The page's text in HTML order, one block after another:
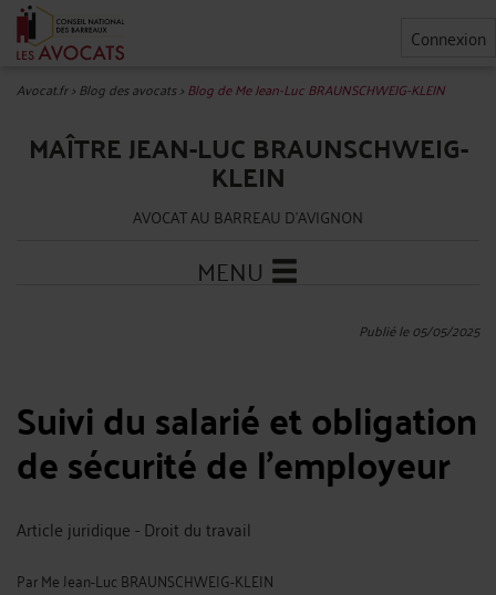
Connexion
Avocat.fr>Blog des avocats>Blog de Me Jean-Luc BRAUNSCHWEIG-KLEIN
MAÎTRE JEAN-LUC BRAUNSCHWEIG-
KLEIN
AVOCAT AU BARREAU D'AVIGNON
MENU
Publié le 05/05/2025
Suivi du salarié et obligation
de sécurité de l’employeur
Article juridique - Droit du travail
ParMe Jean-Luc BRAUNSCHWEIG-KLEIN